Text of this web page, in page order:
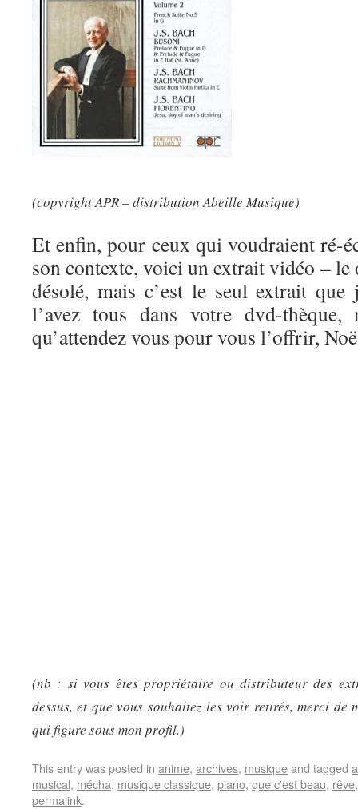
(copyright APR – distribution Abeille Musique)
Et enfin, pour ceux qui voudraient ré-
son contexte, voici un extrait vidéo – le
désolé, mais c’est le seul extrait
l’avez tous dans votre dvd-thèque,
qu’attendez vous pour vous l’offrir,
(nb : si vous êtes propriétaire ou distributeur des
dessus, et que vous souhaitez les voir retirés, merci de
qui figure sous mon profil.)
This entry was posted in anime, archives, musiqueand tagged
musical, mécha, musique classique, piano, que c'est beau, rêve
permalink.